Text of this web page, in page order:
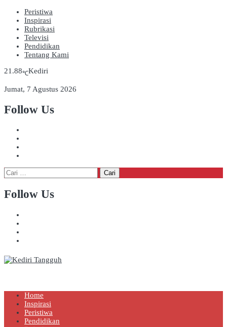
Peristiwa
Inspirasi
Rubrikasi
Televisi
Pendidikan
Tentang Kami
21.88℃Kediri
Jumat, 7 Agustus 2026
Follow Us
Cari
untuk:
Follow Us
Home
Inspirasi
Peristiwa
Pendidikan